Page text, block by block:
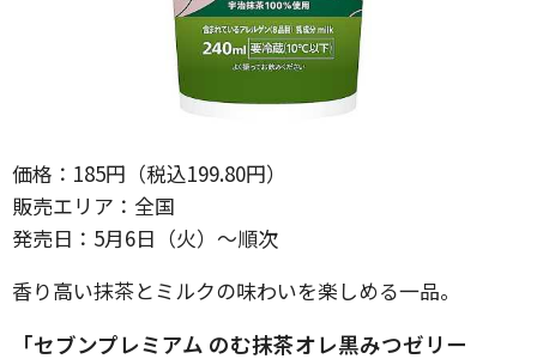
価格：185円（税込199.80円）
販売エリア：全国
発売日：5月6日（火）〜順次
香り高い抹茶とミルクの味わいを楽しめる一品。
「セブンプレミアム のむ抹茶オレ黒みつゼリー